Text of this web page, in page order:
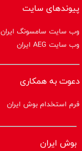
پیوندهای سایت
وب سایت سامسونگ ایران
وب سایت AEG ایران
دعوت به همکاری
فرم استخدام بوش ایران
بوش ایران